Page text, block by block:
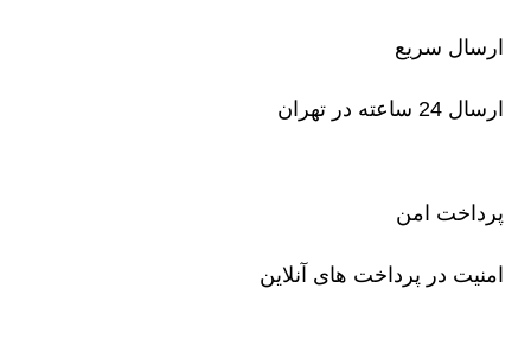
ارسال سریع
ارسال 24 ساعته در تهران
پرداخت امن
امنیت در پرداخت های آنلاین